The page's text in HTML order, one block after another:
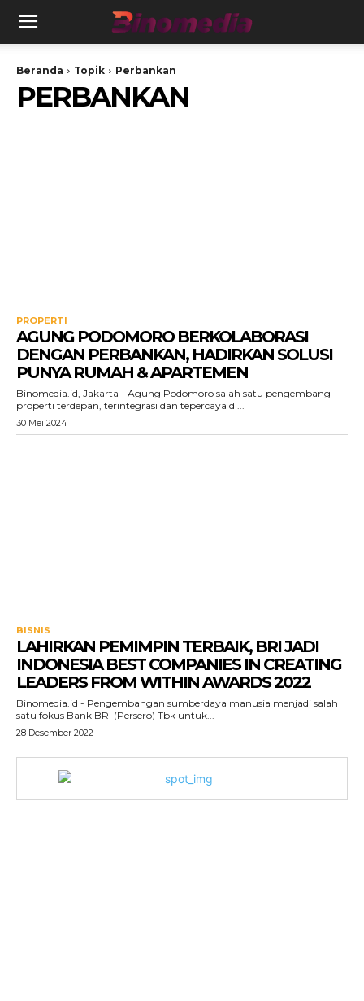
Beranda Topik Perbankan
PERBANKAN
PROPERTI
AGUNG PODOMORO BERKOLABORASI
DENGAN PERBANKAN, HADIRKAN SOLUSI
PUNYA RUMAH & APARTEMEN
Binomedia.id, Jakarta - Agung Podomoro salah satu pengembang
properti terdepan, terintegrasi dan tepercaya di...
30 Mei 2024
BISNIS
LAHIRKAN PEMIMPIN TERBAIK, BRI JADI
INDONESIA BEST COMPANIES IN CREATING
LEADERS FROM WITHIN AWARDS 2022
Binomedia.id - Pengembangan sumberdaya manusia menjadi salah
satu fokus Bank BRI (Persero) Tbk untuk...
28 Desember 2022